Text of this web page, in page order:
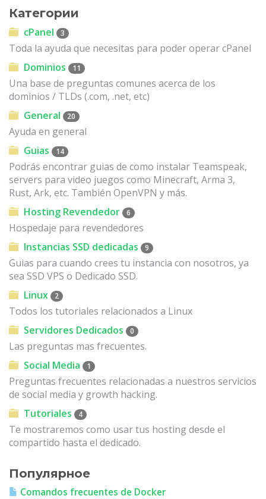
Категории
cPanel 3
Toda la ayuda que necesitas para poder operar cPanel
Dominios
11
Una base de preguntas comunes acerca de los
dominios / TLDs (.com, .net, etc)
General
20
Ayuda en general
Guias
14
Podrás encontrar guias de como instalar Teamspeak,
servers para video juegos como Minecraft, Arma 3,
Rust, Ark, etc. También OpenVPN y más.
Hosting Revendedor
6
Hospedaje para revendedores
Instancias SSD dedicadas
9
Guias para cuando crees tu instancia con nosotros, ya
sea SSD VPS o Dedicado SSD.
Linux
2
Todos los tutoriales relacionados a Linux
Servidores Dedicados
0
Las preguntas mas frecuentes.
Social Media
1
Preguntas frecuentes relacionadas a nuestros servicios
de social media y growth hacking.
Tutoriales
4
Te mostraremos como usar tus hosting desde el
compartido hasta el dedicado.
Популярное
Comandos frecuentes de Docker